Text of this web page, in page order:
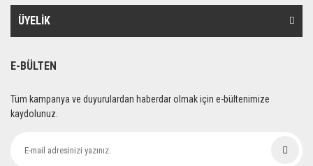
ÜYELİK
E-BÜLTEN
Tüm kampanya ve duyurulardan haberdar olmak için e-bültenimize
kaydolunuz.